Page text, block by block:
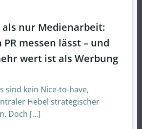
als nur Medienarbeit:
messen lässt – und
wert ist als Werbung
sind kein Nice-to-have,
Hebel strategischer
Doch […]